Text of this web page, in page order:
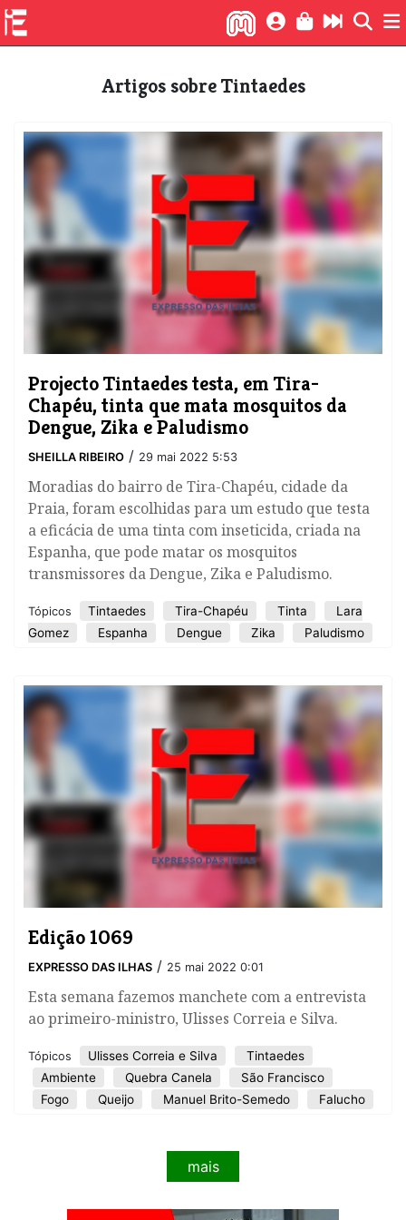
Artigos sobre Tintaedes
Projecto Tintaedes testa, em Tira-
Chapéu, tinta que mata mosquitos da
Dengue, Zika e Paludismo
SHEILLA RIBEIRO / 29 mai 2022 5:53
Moradias do bairro de Tira-Chapéu, cidade da
Praia, foram escolhidas para um estudo que testa
a eficácia de uma tinta com inseticida, criada na
Espanha, que pode matar os mosquitos
transmissores da Dengue, Zika e Paludismo.
Tópicos Tintaedes Tira-Chapéu Tinta
Lara
Gomez
Espanha Dengue Zika Paludismo
Edição 1069
EXPRESSO DAS ILHAS / 25 mai 2022 0:01
Esta semana fazemos manchete com a entrevista
ao primeiro-ministro, Ulisses Correia e Silva.
Tópicos Ulisses Correia e Silva
Tintaedes
Ambiente
Quebra Canela
São Francisco
Fogo
Queijo Manuel Brito-Semedo Falucho
mais